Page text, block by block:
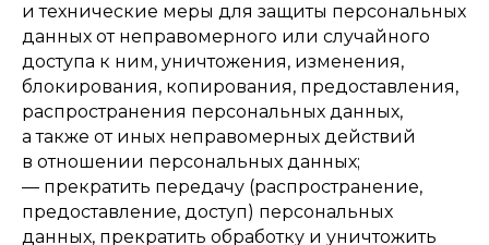
и технические меры для защиты персональных
данных от неправомерного или случайного
доступа к ним, уничтожения, изменения,
блокирования, копирования, предоставления,
распространения персональных данных,
а также от иных неправомерных действий
в отношении персональных данных;
— прекратить передачу (распространение,
предоставление, доступ) персональных
данных, прекратить обработку и уничтожить